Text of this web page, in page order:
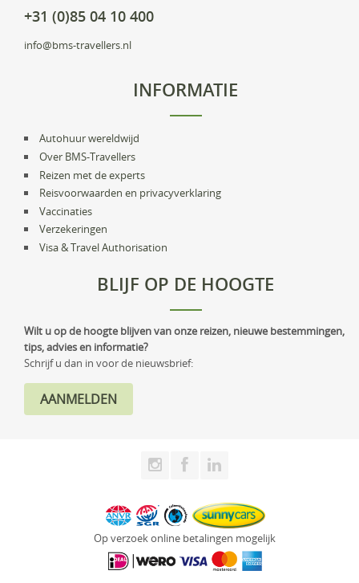
+31 (0)85 04 10 400
info@bms-travellers.nl
INFORMATIE
Autohuur wereldwijd
Over BMS-Travellers
Reizen met de experts
Reisvoorwaarden en privacyverklaring
Vaccinaties
Verzekeringen
Visa & Travel Authorisation
BLIJF OP DE HOOGTE
Wilt u op de hoogte blijven van onze reizen, nieuwe bestemmingen,
tips, advies en informatie?
Schrijf u dan in voor de nieuwsbrief:
Op verzoek online betalingen mogelijk